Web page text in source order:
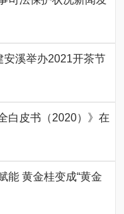
安溪举办2021开茶节
白皮书（2020）》在
能 黄金桂变成“黄金